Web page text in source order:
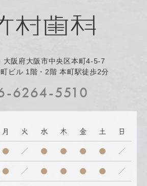
大阪府大阪市中央区本町4-5-7
ビル 1階・2階 本町駅徒歩2分
6264-5510
月 火 水 木 金 土 日
● ／ ● ● ● ● ／
● ／ ● ● ● ● ／